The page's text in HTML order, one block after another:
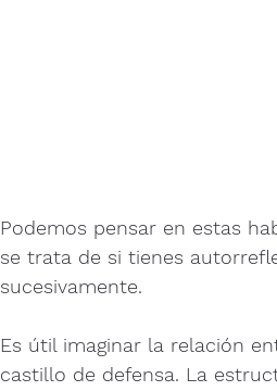
Podemos pensar en estas
se trata de si tienes
sucesivamente.
Es útil imaginar la relación
castillo de defensa. La